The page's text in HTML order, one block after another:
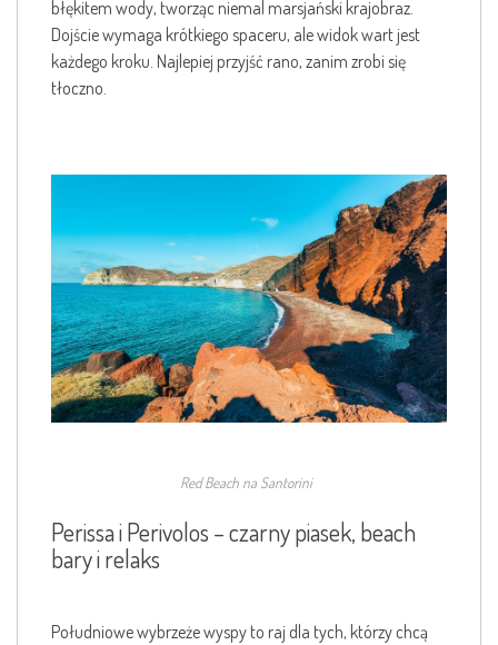
błękitem wody, tworząc niemal marsjański krajobraz.
Dojście wymaga krótkiego spaceru, ale widok wart jest
każdego kroku. Najlepiej przyjść rano, zanim zrobi się
tłoczno.
Red Beach na Santorini
Perissa i Perivolos – czarny piasek, beach
bary i relaks
Południowe wybrzeże wyspy to raj dla tych, którzy chcą